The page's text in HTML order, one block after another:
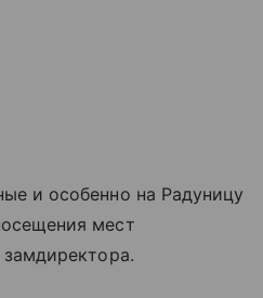
и особенно на Радуницу
мест